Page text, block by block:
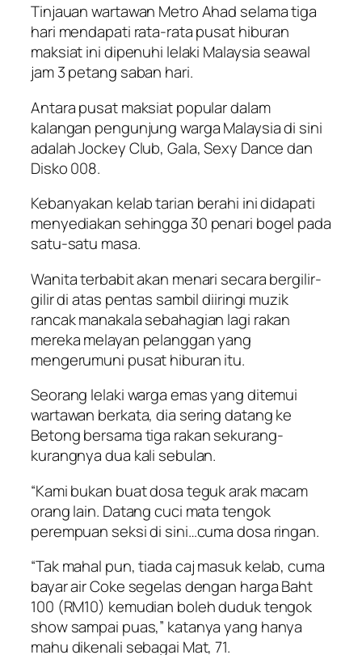
Tinjauan wartawan Metro Ahad selama tiga
hari mendapati rata-rata pusat hiburan
maksiat ini dipenuhi lelaki Malaysia seawal
jam 3 petang saban hari.
Antara pusat maksiat popular dalam
kalangan pengunjung warga Malaysia di sini
adalah Jockey Club, Gala, Sexy Dance dan
Disko 008.
Kebanyakan kelab tarian berahi ini didapati
menyediakan sehingga 30 penari bogel pada
satu-satu masa.
Wanita terbabit akan menari secara bergilir-
gilir di atas pentas sambil diiringi muzik
rancak manakala sebahagian lagi rakan
mereka melayan pelanggan yang
mengerumuni pusat hiburan itu.
Seorang lelaki warga emas yang ditemui
wartawan berkata, dia sering datang ke
Betong bersama tiga rakan sekurang-
kurangnya dua kali sebulan.
“Kami bukan buat dosa teguk arak macam
orang lain. Datang cuci mata tengok
perempuan seksi di sini…cuma dosa ringan.
“Tak mahal pun, tiada caj masuk kelab, cuma
bayar air Coke segelas dengan harga Baht
100 (RM10) kemudian boleh duduk tengok
show sampai puas,” katanya yang hanya
mahu dikenali sebagai Mat, 71.